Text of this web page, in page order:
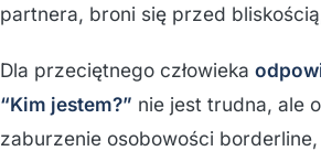
partnera, broni się przed
Dla przeciętnego człowieka
“Kim jestem?” nie jest trudna, ale
zaburzenie osobowości